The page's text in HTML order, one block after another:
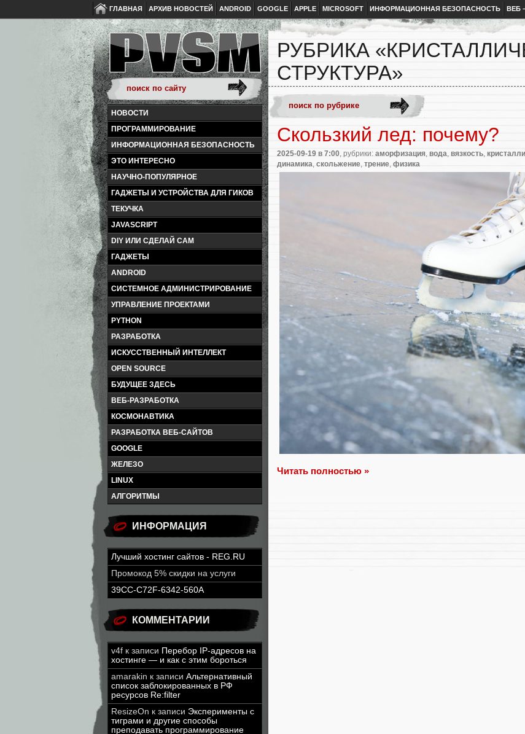
ГЛАВНАЯ АРХИВ НОВОСТЕЙ ANDROID GOOGLE APPLE MICROSOFT ИНФОРМАЦИОННАЯ БЕЗОПАСНОСТЬ ВЕБ
НОВОСТИ
ПРОГРАММИРОВАНИЕ
ИНФОРМАЦИОННАЯ БЕЗОПАСНОСТЬ
ЭТО ИНТЕРЕСНО
НАУЧНО-ПОПУЛЯРНОЕ
ГАДЖЕТЫ И УСТРОЙСТВА ДЛЯ ГИКОВ
ТЕКУЧКА
JAVASCRIPT
DIY ИЛИ СДЕЛАЙ САМ
ГАДЖЕТЫ
ANDROID
СИСТЕМНОЕ АДМИНИСТРИРОВАНИЕ
УПРАВЛЕНИЕ ПРОЕКТАМИ
PYTHON
РАЗРАБОТКА
ИСКУССТВЕННЫЙ ИНТЕЛЛЕКТ
OPEN SOURCE
БУДУЩЕЕ ЗДЕСЬ
ВЕБ-РАЗРАБОТКА
КОСМОНАВТИКА
РАЗРАБОТКА ВЕБ-САЙТОВ
GOOGLE
ЖЕЛЕЗО
LINUX
АЛГОРИТМЫ
ИНФОРМАЦИЯ
Лучший хостинг сайтов - REG.RU
Промокод 5% скидки на услуги
39CC-C72F-6342-560A
КОММЕНТАРИИ
v4f к записи Перебор IP-адресов на
хостинге — и как с этим бороться
amarakin к записи Альтернативный
список заблокированных в РФ
ресурсов Re:filter
ResizeOn к записи Эксперименты с
тиграми и другие способы
преподавать программирование
РУБРИКА
СТРУКТУРА»
Скользкий лед: почему?
2025-09-19 в 7:00 , рубрики: аморфизация вода вязкость
динамика скольжение трение физика
Читать полностью »